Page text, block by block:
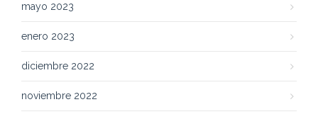
mayo 2023
enero 2023
diciembre 2022
noviembre 2022